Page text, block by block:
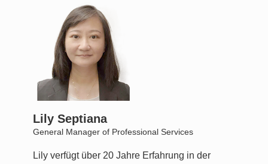
Lily Septiana
General Manager of Professional Services
Lily verfügt über 20 Jahre Erfahrung in der